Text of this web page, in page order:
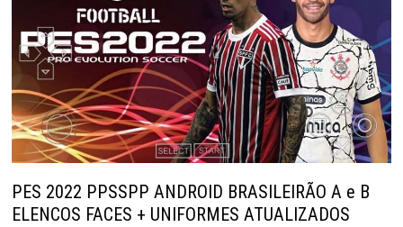
PES 2022 PPSSPP ANDROID BRASILEIRÃO A e B
ELENCOS FACES + UNIFORMES ATUALIZADOS